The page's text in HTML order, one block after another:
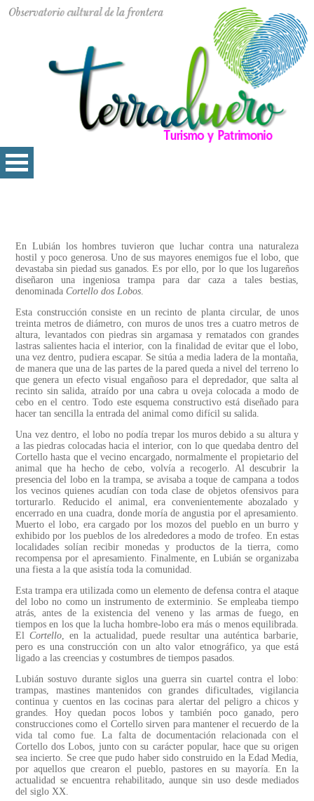
En Lubián los hombres tuvieron que luchar contra una naturaleza
hostil y poco generosa. Uno de sus mayores enemigos fue el lobo, que
devastaba sin piedad sus ganados. Es por ello, por lo que los lugareños
diseñaron una ingeniosa trampa para dar caza a tales bestias,
denominada Cortello dos Lobos.
Esta construcción consiste en un recinto de planta circular, de unos
treinta metros de diámetro, con muros de unos tres a cuatro metros de
altura, levantados con piedras sin argamasa y rematados con grandes
lastras salientes hacia el interior, con la finalidad de evitar que el lobo,
una vez dentro, pudiera escapar. Se sitúa a media ladera de la montaña,
de manera que una de las partes de la pared queda a nivel del terreno lo
que genera un efecto visual engañoso para el depredador, que salta al
recinto sin salida, atraído por una cabra u oveja colocada a modo de
cebo en el centro. Todo este esquema constructivo está diseñado para
hacer tan sencilla la entrada del animal como difícil su salida.
Una vez dentro, el lobo no podía trepar los muros debido a su altura y
a las piedras colocadas hacia el interior, con lo que quedaba dentro del
Cortello hasta que el vecino encargado, normalmente el propietario del
animal que ha hecho de cebo, volvía a recogerlo. Al descubrir la
presencia del lobo en la trampa, se avisaba a toque de campana a todos
los vecinos quienes acudían con toda clase de objetos ofensivos para
torturarlo. Reducido el animal, era convenientemente abozalado y
encerrado en una cuadra, donde moría de angustia por el apresamiento.
Muerto el lobo, era cargado por los mozos del pueblo en un burro y
exhibido por los pueblos de los alrededores a modo de trofeo. En estas
localidades solían recibir monedas y productos de la tierra, como
recompensa por el apresamiento. Finalmente, en Lubián se organizaba
una fiesta a la que asistía toda la comunidad.
Esta trampa era utilizada como un elemento de defensa contra el ataque
del lobo no como un instrumento de exterminio. Se empleaba tiempo
atrás, antes de la existencia del veneno y las armas de fuego, en
tiempos en los que la lucha hombre-lobo era más o menos equilibrada.
El Cortello, en la actualidad, puede resultar una auténtica barbarie,
pero es una construcción con un alto valor etnográfico, ya que está
ligado a las creencias y costumbres de tiempos pasados.
Lubián sostuvo durante siglos una guerra sin cuartel contra el lobo:
trampas, mastines mantenidos con grandes dificultades, vigilancia
continua y cuentos en las cocinas para alertar del peligro a chicos y
grandes. Hoy quedan pocos lobos y también poco ganado, pero
construcciones como el Cortello sirven para mantener el recuerdo de la
vida tal como fue. La falta de documentación relacionada con el
Cortello dos Lobos, junto con su carácter popular, hace que su origen
sea incierto. Se cree que pudo haber sido construido en la Edad Media,
por aquellos que crearon el pueblo, pastores en su mayoría. En la
actualidad se encuentra rehabilitado, aunque sin uso desde mediados
del siglo XX.